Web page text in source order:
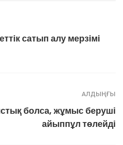
сатып алу мерзімі
АЛДЫҢҒЫ
болса, жұмыс беруші
айыппұл төлейді